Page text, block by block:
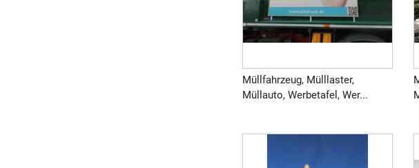
Müllfahrzeug, Mülllaster,
Müllauto, Werbetafel, Wer...